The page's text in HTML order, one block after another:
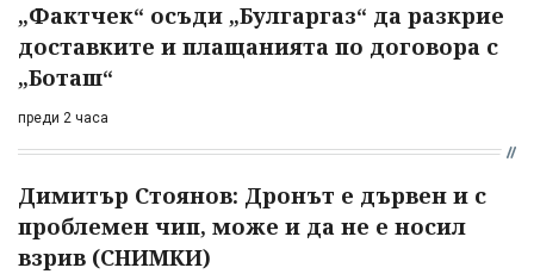
„Фактчек“ осъди „Булгаргаз“ да разкрие
доставките и плащанията по договора с
„Боташ“
преди 2 часа
Димитър Стоянов: Дронът е дървен и с
проблемен чип, може и да не е носил
взрив (СНИМКИ)